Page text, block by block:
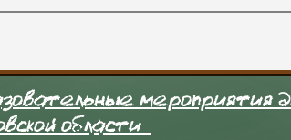
мероприятия
области